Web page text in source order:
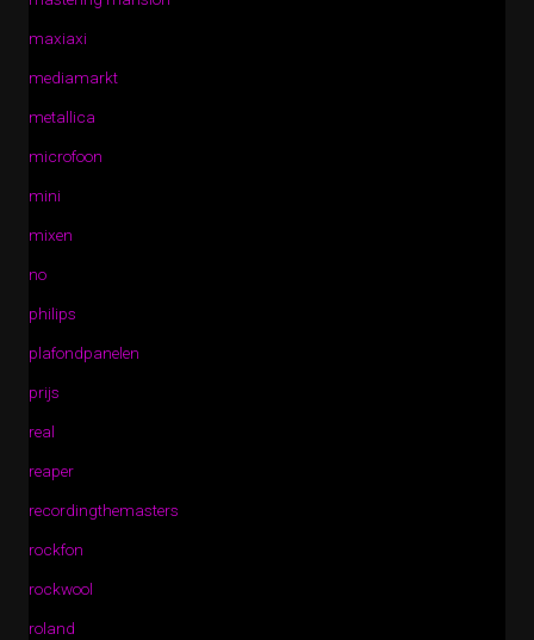
maxiaxi
mediamarkt
metallica
microfoon
mini
mixen
no
philips
plafondpanelen
prijs
real
reaper
recordingthemasters
rockfon
rockwool
roland